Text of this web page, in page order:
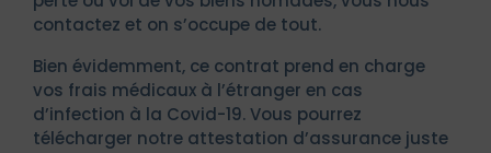
contactez et on s’occupe de tout.
Bien évidemment, ce contrat prend en charge
vos frais médicaux à l’étranger en cas
d’infection à la Covid-19. Vous pourrez
télécharger notre attestation d’assurance juste